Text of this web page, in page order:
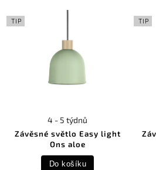
TIP
Závěsné světlo Easy light
Ons aloe
4 - 5 týdnů
Do košíku
TIP